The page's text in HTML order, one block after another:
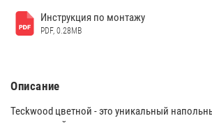
Инструкция по монтажу
PDF, 0.28MB
Описание
Teckwood цветной - это уникальный